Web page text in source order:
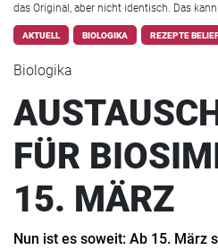
das Original, aber nicht identisch. Das
AKTUELL BIOLOGIKA REZEPTE
Biologika
FÜR
15. MÄRZ
Nun ist es soweit: Ab 15. März